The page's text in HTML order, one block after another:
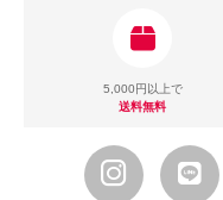
5,000円以上で
送料無料